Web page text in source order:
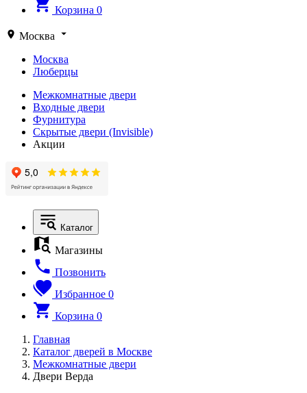
Корзина 0
Москва
Москва
Люберцы
Межкомнатные двери
Входные двери
Фурнитура
Скрытые двери (Invisible)
Акции
Каталог
Магазины
Позвонить
Избранное 0
Корзина 0
Главная
Каталог дверей в Москве
Межкомнатные двери
Двери Верда